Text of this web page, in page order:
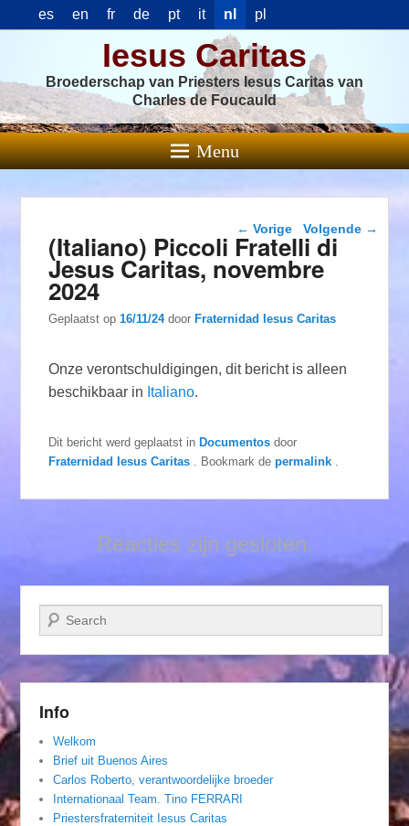
es en fr de pt it nl pl
Iesus Caritas
Broederschap van Priesters Iesus Caritas van
Charles de Foucauld
Menu
Berichtnavigatie
← Vorige Volgende →
(Italiano) Piccoli Fratelli di
Jesus Caritas, novembre
2024
Geplaatst op16/11/24 doorFraternidad Iesus Caritas
Onze verontschuldigingen, dit bericht is alleen
beschikbaar in Italiano.
Dit bericht werd geplaatst inDocumentos door
Fraternidad Iesus Caritas
. Bookmark depermalink
Reacties zijn gesloten.
Zoeken
Info
Welkom
Brief uit Buenos Aires
Carlos Roberto, verantwoordelijke broeder
Internationaal Team. Tino FERRARI
Priestersfraterniteit Iesus Caritas